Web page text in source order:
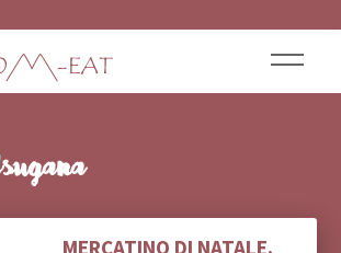
MERCATINO DI NATALE.